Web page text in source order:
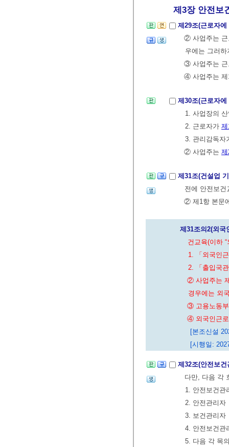
제3장 안전보
제29조(근로자
② 사업주는 근
우에는 그러
③ 사업주는 근
④ 사업주는 제
제30조(근로자
1. 사업장의
2. 근로자가
3. 관리감독자
② 사업주는
제31조(건설업
전에 안전보건
② 제1항 본문
제31조의2(외국
건교육(이하
1. 「외국인
2. 「출입국
② 사업주는
경우에는 외
③ 고용노동부
④ 외국인근로
[본조신설
[시행일:
제32조(안전보
다만, 다음 각
1. 안전보건관
2. 안전관리자
3. 보건관리자
4. 안전보건관
5. 다음 각 목